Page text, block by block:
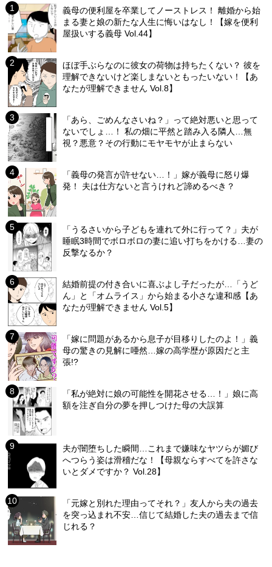
義母の便利屋を卒業してノーストレス！ 離婚から始
まる妻と娘の新たな人生に悔いはなし！【嫁を便利
屋扱いする義母 Vol.44】
ほぼ手ぶらなのに彼女の荷物は持ちたくない？ 彼を
理解できないけど楽しまないともったいない！【あ
なたが理解できません Vol.8】
「あら、ごめんなさいね？」って絶対悪いと思って
ないでしょ…！ 私の畑に平然と踏み入る隣人…無
視？悪意？その行動にモヤモヤが止まらない
「義母の発言が許せない…！」嫁が義母に怒り爆
発！ 夫は仕方ないと言うけれど諦めるべき？
「うるさいから子どもを連れて外に行って？」夫が
睡眠3時間でボロボロの妻に追い打ちをかける…妻の
反撃なるか？
結婚前提の付き合いに喜ぶよし子だったが…「うど
ん」と「オムライス」から始まる小さな違和感【あ
なたが理解できません Vol.5】
「嫁に問題があるから息子が目移りしたのよ！」義
母の驚きの見解に唖然…嫁の高学歴が原因だと主
張!?
「私が絶対に娘の可能性を開花させる…！」娘に高
額を注ぎ自分の夢を押しつけた母の大誤算
夫が闇堕ちした瞬間…これまで嫌味なヤツらが媚び
へつらう姿は滑稽だな！【母親ならすべてを許さな
いとダメですか？ Vol.28】
「元嫁と別れた理由ってそれ？」友人から夫の過去
を突っ込まれ不安…信じて結婚した夫の過去まで信
じれる？